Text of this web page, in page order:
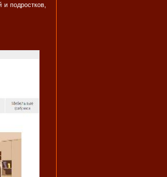
подростков,